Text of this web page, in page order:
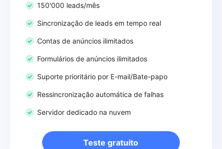
150'000 leads/mês
Sincronização de leads em tempo real
Contas de anúncios ilimitados
Formulários de anúncios ilimitados
Suporte prioritário por E-mail/Bate-papo
Ressincronização automática de falhas
Servidor dedicado na nuvem
Teste gratuito